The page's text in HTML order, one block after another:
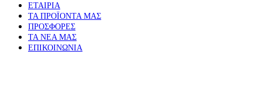
ΕΤΑΙΡΙΑ
ΤΑ ΠΡΟΪΟΝΤΑ ΜΑΣ
ΠΡΟΣΦΟΡΕΣ
ΤΑ ΝΕΑ ΜΑΣ
ΕΠΙΚΟΙΝΩΝΙΑ